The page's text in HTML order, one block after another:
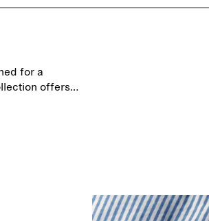
for a
offers